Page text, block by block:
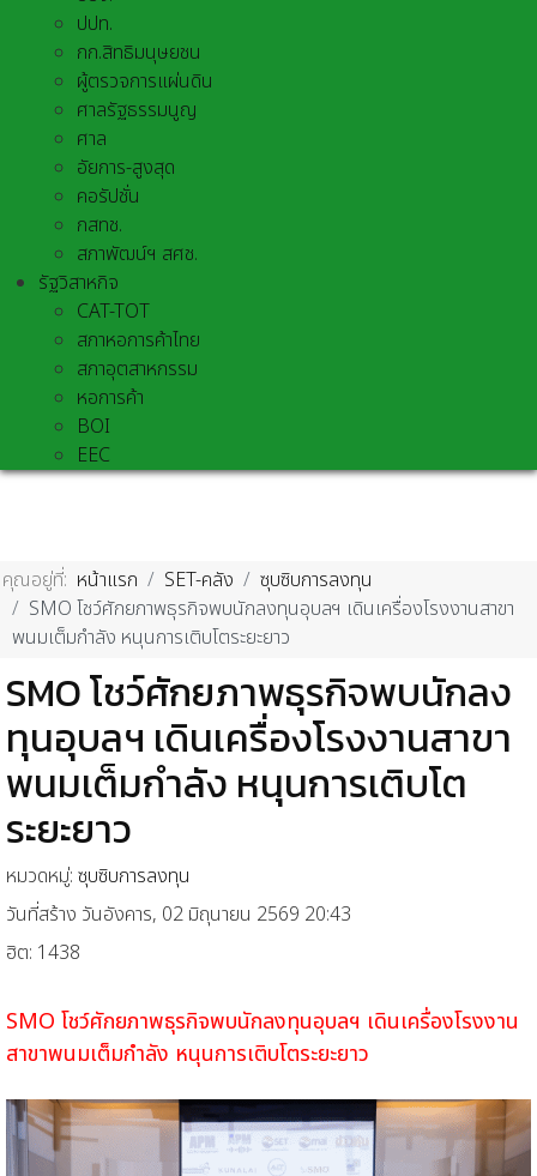
ปปท.
กก.สิทธิมนุษยชน
ผู้ตรวจการแผ่นดิน
ศาลรัฐธรรมนูญ
ศาล
อัยการ-สูงสุด
คอรัปชั่น
กสทช.
สภาพัฒน์ฯ สศช.
รัฐวิสาหกิจ
CAT-TOT
สภาหอการค้าไทย
สภาอุตสาหกรรม
หอการค้า
BOI
EEC
คุณอยู่ที่: หน้าแรก SET-คลัง
ซุบซิบการลงทุน
SMO โชว์ศักยภาพธุรกิจพบนักลงทุนอุบลฯ เดินเครื่องโรงงานสาขา
พนมเต็มกำลัง หนุนการเติบโตระยะยาว
SMO โชว์ศักยภาพธุรกิจพบนักลง
ทุนอุบลฯ เดินเครื่องโรงงานสาขา
พนมเต็มกำลัง หนุนการเติบโต
ระยะยาว
หมวดหมู่: ซุบซิบการลงทุน
วันที่สร้าง วันอังคาร, 02 มิถุนายน 2569 20:43
ฮิต: 1438
SMO โชว์ศักยภาพธุรกิจพบนักลงทุนอุบลฯ เดินเครื่องโรงงาน
สาขาพนมเต็มกำลัง หนุนการเติบโตระยะยาว